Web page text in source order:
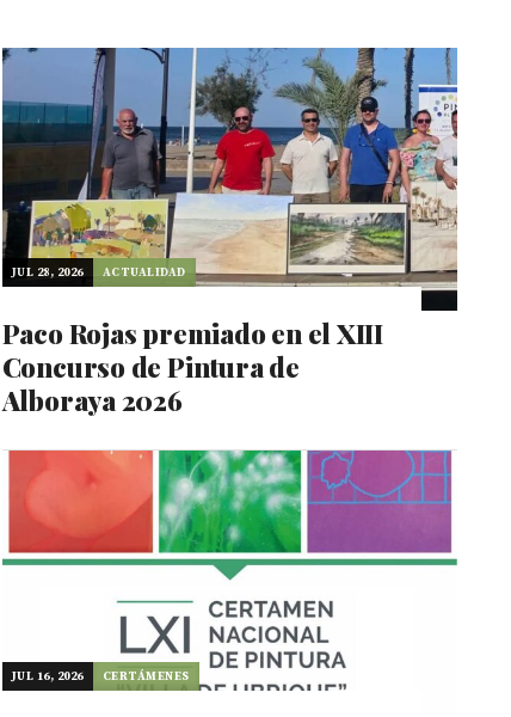
JUL 28, 2026 ACTUALIDAD
Paco Rojas premiado en el XIII
Concurso de Pintura de
Alboraya 2026
JUL 16, 2026 CERTÁMENES